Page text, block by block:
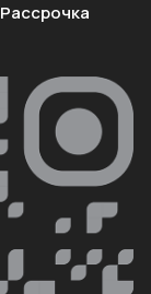
Рассрочка